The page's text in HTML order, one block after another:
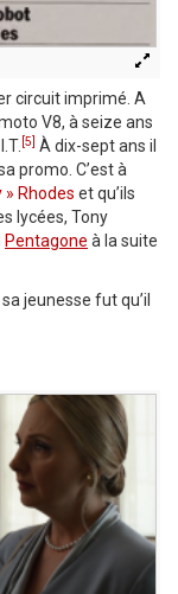
circuit imprimé. A
V8, à seize ans
[5] À dix-sept ans il
promo. C’est à
Rhodes et qu’ils
lycées, Tony
Pentagone à la suite
jeunesse fut qu’il